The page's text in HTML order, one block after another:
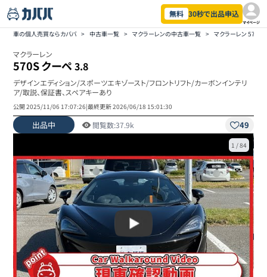
無料 30秒で出品申込
マイページ
車の個人売買ならカババ > 中古車一覧 > マクラーレンの中古車一覧 > マクラーレン 570S
マクラーレン
570S クーペ 3.8
デザインエディション/スポーツエキゾースト/フロントリフト/カーボンインテリ
ア/取説、保証書、スペアキーあり
公開2025/11/06 17:07:26|最終更新2026/06/18 15:01:30
出品中 閲覧数:37.9k 49
1 /84